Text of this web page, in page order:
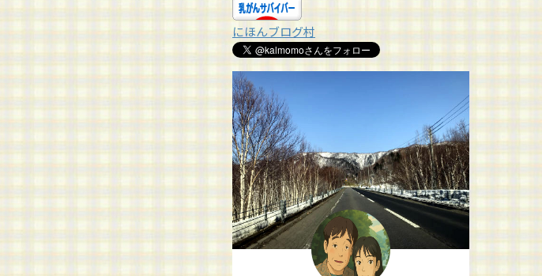
にほんブログ村